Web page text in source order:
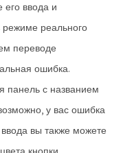
ввода и
режиме реального
переводе
ошибка.
панель с названием
у вас ошибка
вы также можете